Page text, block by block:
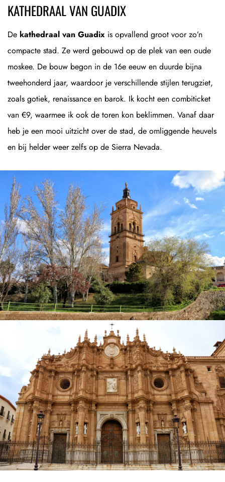
KATHEDRAAL VAN GUADIX
De kathedraal van Guadix is opvallend groot voor zo’n
compacte stad. Ze werd gebouwd op de plek van een oude
moskee. De bouw begon in de 16e eeuw en duurde bijna
tweehonderd jaar, waardoor je verschillende stijlen terugziet,
zoals gotiek, renaissance en barok. Ik kocht een combiticket
van €9, waarmee ik ook de toren kon beklimmen. Vanaf daar
heb je een mooi uitzicht over de stad, de omliggende heuvels
en bij helder weer zelfs op de Sierra Nevada.